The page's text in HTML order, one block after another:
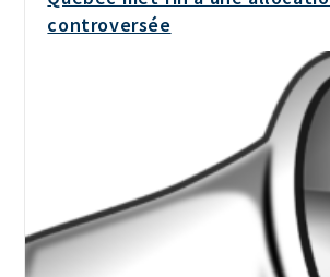
controversée